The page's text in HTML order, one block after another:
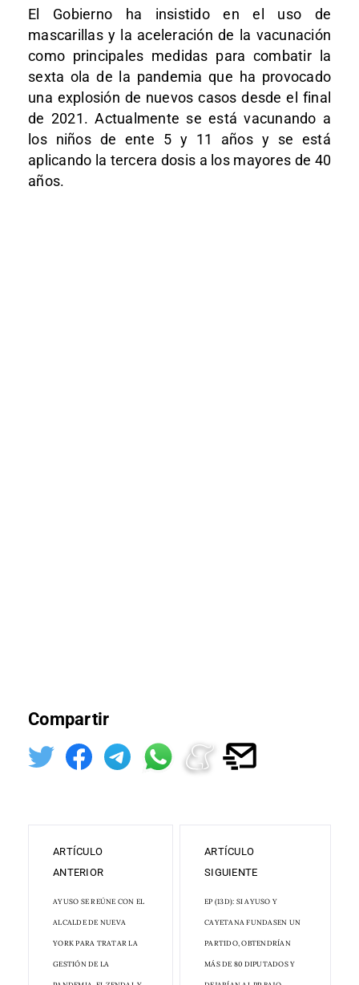
El Gobierno ha insistido en el uso de
mascarillas y la aceleración de la vacunación
como principales medidas para combatir la
sexta ola de la pandemia que ha provocado
una explosión de nuevos casos desde el final
de 2021. Actualmente se está vacunando a
los niños de ente 5 y 11 años y se está
aplicando la tercera dosis a los mayores de 40
años.
Compartir
ARTÍCULO
ANTERIOR
AYUSO SE REÚNE CON EL
ALCALDE DE NUEVA
YORK PARA TRATAR LA
GESTIÓN DE LA
ARTÍCULO
SIGUIENTE
EP (13D): SI AYUSO Y
CAYETANA FUNDASEN UN
PARTIDO, OBTENDRÍAN
MÁS DE 80 DIPUTADOS Y